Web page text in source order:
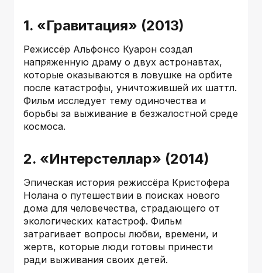
1. «Гравитация» (2013)
Режиссёр Альфонсо Куарон создал
напряженную драму о двух астронавтах,
которые оказываются в ловушке на орбите
после катастрофы, уничтожившей их шаттл.
Фильм исследует тему одиночества и
борьбы за выживание в безжалостной среде
космоса.
2. «Интерстеллар» (2014)
Эпическая история режиссёра Кристофера
Нолана о путешествии в поисках нового
дома для человечества, страдающего от
экологических катастроф. Фильм
затрагивает вопросы любви, времени, и
жертв, которые люди готовы принести
ради выживания своих детей.